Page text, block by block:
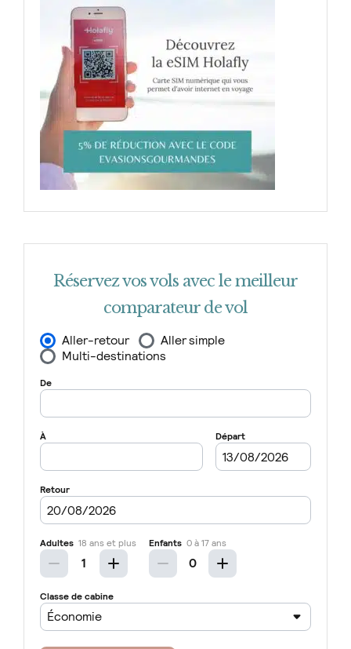
Réservez vos vols avec le meilleur
comparateur de vol